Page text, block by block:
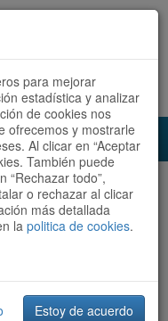
Español | Català
por: Más recientes /
para mejorar
estadística y analizar
de cookies nos
ofrecemos y mostrarle
Al clicar en “Aceptar
También puede
“Rechazar todo”,
o rechazar al clicar
más detallada
lapolitica de cookies.
Estoy de acuerdo